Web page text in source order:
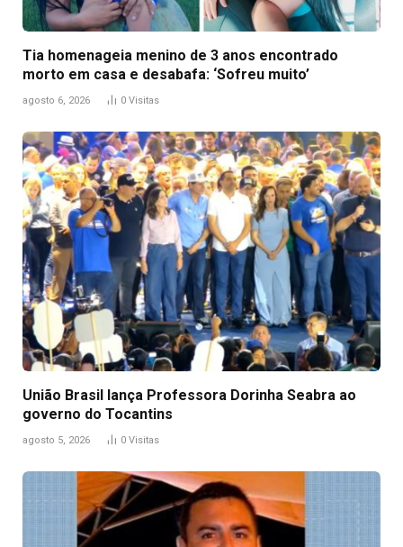
Tia homenageia menino de 3 anos encontrado
morto em casa e desabafa: ‘Sofreu muito’
agosto 6, 2026 0 Visitas
União Brasil lança Professora Dorinha Seabra ao
governo do Tocantins
agosto 5, 2026 0 Visitas